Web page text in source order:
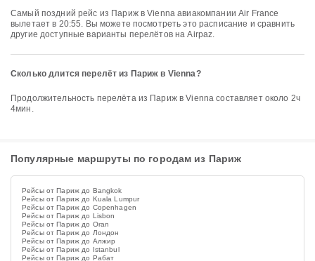
Самый поздний рейс из Париж в Vienna авиакомпании Air France
вылетает в 20:55. Вы можете посмотреть это расписание и сравнить
другие доступные варианты перелётов на Airpaz.
Сколько длится перелёт из Париж в Vienna?
Продолжительность перелёта из Париж в Vienna составляет около 2ч
4мин.
Популярные маршруты по городам из Париж
Рейсы от Париж до Bangkok
Рейсы от Париж до Kuala Lumpur
Рейсы от Париж до Copenhagen
Рейсы от Париж до Lisbon
Рейсы от Париж до Oran
Рейсы от Париж до Лондон
Рейсы от Париж до Алжир
Рейсы от Париж до Istanbul
Рейсы от Париж до Рабат